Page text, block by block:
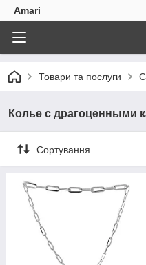
Amari
Товари та послуги
Колье с драгоценными
Сортування